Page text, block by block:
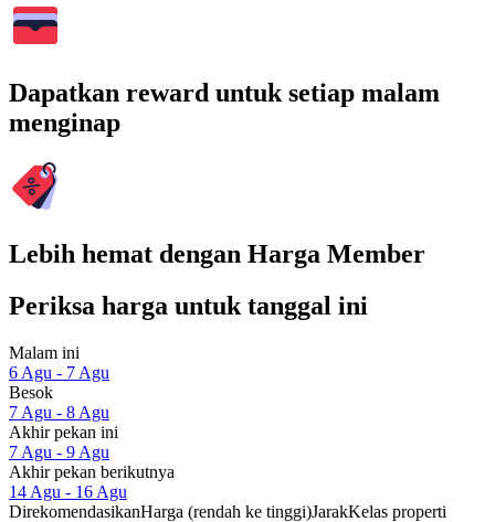
Dapatkan reward untuk setiap malam
menginap
Lebih hemat dengan Harga Member
Periksa harga untuk tanggal ini
Malam ini
6 Agu - 7 Agu
Besok
7 Agu - 8 Agu
Akhir pekan ini
7 Agu - 9 Agu
Akhir pekan berikutnya
14 Agu - 16 Agu
DirekomendasikanHarga (rendah ke tinggi)JarakKelas properti